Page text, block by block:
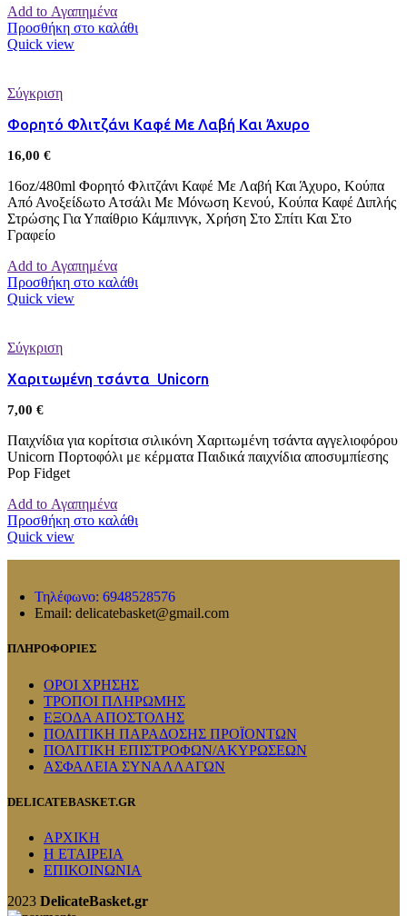
Add to Αγαπημένα
Προσθήκη στο καλάθι
Quick view
Σύγκριση
Φορητό Φλιτζάνι Καφέ Με Λαβή Και Άχυρο
16,00 €
16oz/480ml Φορητό Φλιτζάνι Καφέ Με Λαβή Και Άχυρο, Κούπα
Από Ανοξείδωτο Ατσάλι Με Μόνωση Κενού, Κούπα Καφέ Διπλής
Στρώσης Για Υπαίθριο Κάμπινγκ, Χρήση Στο Σπίτι Και Στο
Γραφείο
Add to Αγαπημένα
Προσθήκη στο καλάθι
Quick view
Σύγκριση
Χαριτωμένη τσάντα Unicorn
7,00 €
Παιχνίδια για κορίτσια σιλικόνη Χαριτωμένη τσάντα αγγελιοφόρου
Unicorn Πορτοφόλι με κέρματα Παιδικά παιχνίδια αποσυμπίεσης
Pop Fidget
Add to Αγαπημένα
Προσθήκη στο καλάθι
Quick view
Τηλέφωνο: 6948528576
Email: delicatebasket@gmail.com
ΠΛΗΡΟΦΟΡΙΕΣ
ΟΡΟΙ ΧΡΗΣΗΣ
ΤΡΟΠΟΙ ΠΛΗΡΩΜΗΣ
ΕΞΟΔΑ ΑΠΟΣΤΟΛΗΣ
ΠΟΛΙΤΙΚΗ ΠΑΡΑΔΟΣΗΣ ΠΡΟΪΟΝΤΩΝ
ΠΟΛΙΤΙΚΗ ΕΠΙΣΤΡΟΦΩΝ/ΑΚΥΡΩΣΕΩΝ
ΑΣΦΑΛΕΙΑ ΣΥΝΑΛΛΑΓΩΝ
DELICATEBASKET.GR
ΑΡΧΙΚΗ
Η ΕΤΑΙΡΕΙΑ
ΕΠΙΚΟΙΝΩΝΙΑ
2023 DelicateBasket.gr